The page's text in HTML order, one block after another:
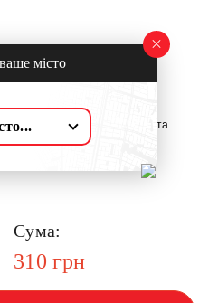
вершкова, з горіхами та
Сума:
310 грн
місто